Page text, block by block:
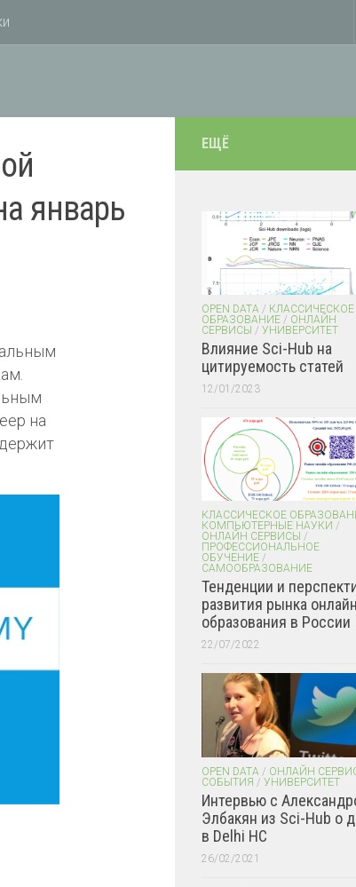
январь
на
ЕЩЁ
OPEN DATA / КЛАССИЧЕСКОЕ
ОБРАЗОВАНИЕ / ОНЛАЙН
СЕРВИСЫ / УНИВЕРСИТЕТ
Влияние Sci-Hub на
цитируемость статей
12/01/2023
КЛАССИЧЕСКОЕ
КОМПЬЮТЕРНЫЕ НАУКИ /
ОНЛАЙН СЕРВИСЫ /
ПРОФЕССИОНАЛЬНОЕ
ОБУЧЕНИЕ /
САМООБРАЗОВАНИЕ
Тенденции и
развития рынка
образования в России
22/07/2022
OPEN DATA / ОНЛАЙН
СОБЫТИЯ / УНИВЕРСИТЕТ
Интервью с
Элбакян из Sci-Hub о
в Delhi HC
26/02/2021